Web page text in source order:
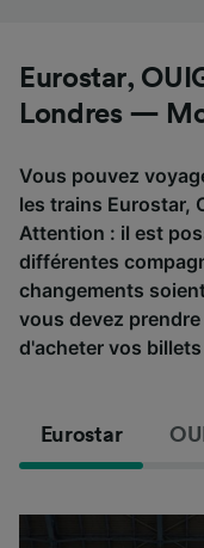
Eurostar,
Londres —
Vous pouvez
les trains Eurostar,
Attention : il est
différentes
changements
vous devez
d'acheter vos
Eurostar